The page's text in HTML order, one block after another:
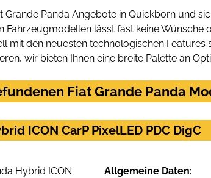
Grande Panda Angebote in Quickborn und
Fahrzeugmodellen lässt fast keine Wünsche
mit den neuesten technologischen
wir bieten Ihnen eine breite Palette an
Fiat Grande Panda
ICON CarP PixelLED PDC DigC
Allgemeine Daten: